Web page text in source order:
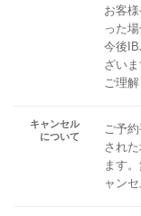
お客
った
今後
ざいま
ご理
キャンセル
について
ご予
され
ます
ャン